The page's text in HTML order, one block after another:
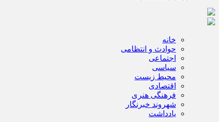
خانه
حوادث و انتظامی
اجتماعی
سیاسی
محیط زیست
اقتصادی
فرهنگی هنری
شهروند خبرنگار
یادداشت